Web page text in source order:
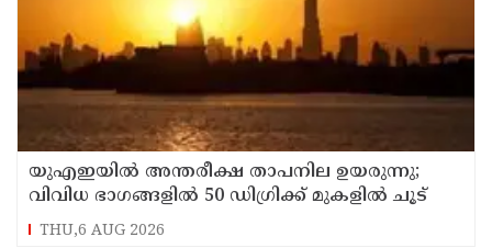
യുഎഇയില്‍ അന്തരീക്ഷ താപനില ഉയരുന്നു;
വിവിധ ഭാഗങ്ങളില്‍ 50 ഡിഗ്രിക്ക് മുകളില്‍ ചൂട്
THU,6 AUG 2026